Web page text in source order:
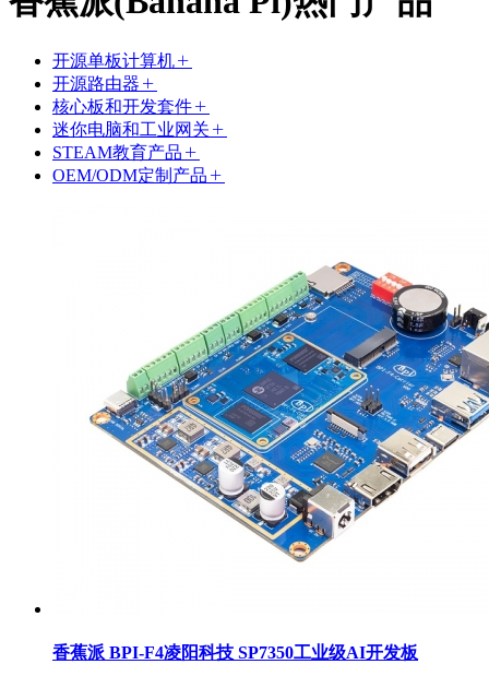
开源单板计算机
开源路由器
核心板和开发套件
迷你电脑和工业网关
STEAM教育产品
OEM/ODM定制产品
香蕉派 BPI-F4凌阳科技 SP7350工业级AI开发板